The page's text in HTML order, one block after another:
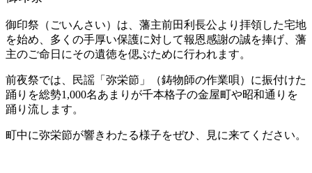
御印祭（ごいんさい）は、藩主前田利長公より拝領した宅地
を始め、多くの手厚い保護に対して報恩感謝の誠を捧げ、藩
主のご命日にその遺徳を偲ぶために行われます。
前夜祭では、民謡「弥栄節」（鋳物師の作業唄）に振付けた
踊りを総勢1,000名あまりが千本格子の金屋町や昭和通りを
踊り流します。
町中に弥栄節が響きわたる様子をぜひ、見に来てください。